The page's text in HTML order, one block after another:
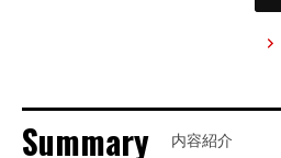
Summary 内容紹介